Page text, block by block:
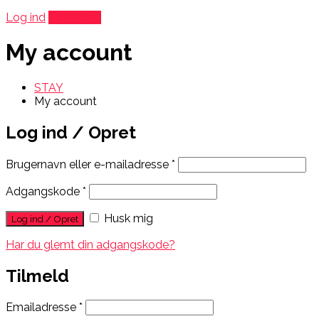
Log ind
My account
STAY
My account
Log ind / Opret
Brugernavn eller e-mailadresse *
Adgangskode *
Husk mig
Har du glemt din adgangskode?
Tilmeld
Emailadresse *